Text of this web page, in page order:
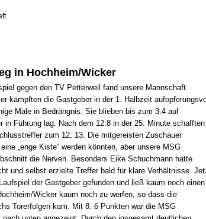
in Hochheim/Wicker
gegen den TV Petterweil fand unsere Mannschaft
kämpften die Gastgeber in der 1. Halbzeit
Male in Bedrängnis. Sie blieben bis zum 3:4 auf
Führung lag. Nach dem 12:8 in der 25. Minute schafften
zum 12: 13. Die mitgereisten Zuschauer
„enge Kiste“ werden könnten, aber unsere MSG
die Nerven. Besonders Eike Schuchmann hatte
und selbst erzielte Treffer bald für klare Verhältnisse.
der Gastgeber gefunden und ließ kaum noch einen
Wicker kaum noch zu werfen, so dass die
Torerfolgen kam. Mit 8: 6 Punkten war die MSG